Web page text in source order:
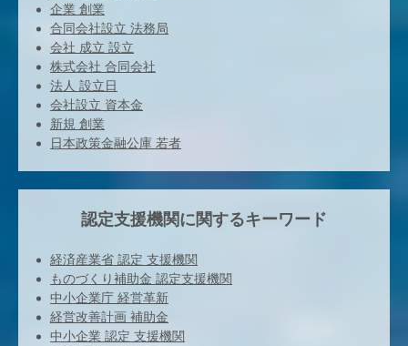
企業 創業
合同会社設立 法務局
会社 成立 設立
株式会社 合同会社
法人 設立日
会社設立 資本金
新規 創業
日本政策金融公庫 若者
認定支援機関に関するキーワード
経済産業省 認定 支援機関
ものづくり補助金 認定支援機関
中小企業庁 経営革新
経営改善計画 補助金
中小企業 認定 支援機関